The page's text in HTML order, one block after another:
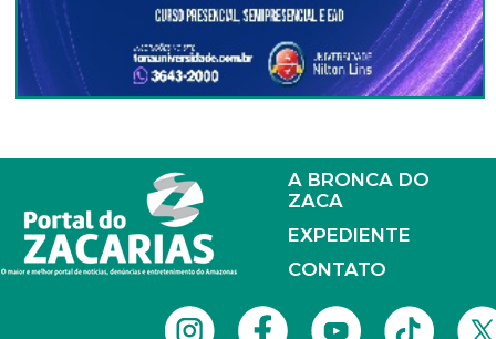
A BRONCA DO
ZACA
EXPEDIENTE
CONTATO